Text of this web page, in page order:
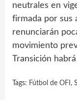
neutrales en
firmada por sus
renunciarán
movimiento
Transición
Tags: Fútbol de OFI ,